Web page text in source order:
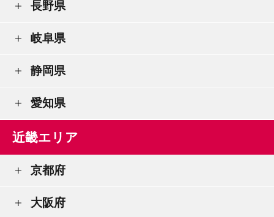
長野県
岐阜県
静岡県
愛知県
近畿エリア
京都府
大阪府